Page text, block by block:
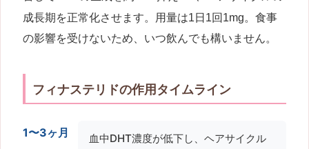
成長期を正常化させます。用量は1日1回1mg。食事
の影響を受けないため、いつ飲んでも構いません。
フィナステリドの作用タイムライン
1〜3ヶ月
血中DHT濃度が低下し、ヘアサイクル